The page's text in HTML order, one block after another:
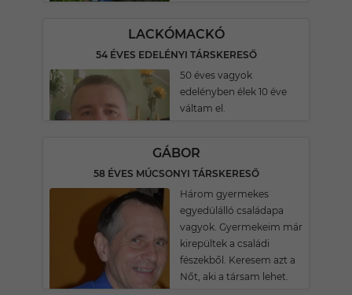
LACKÓMACKÓ
54 ÉVES EDELÉNYI TÁRSKERESŐ
50 éves vagyok
edelényben élek 10 éve
váltam el.
GÁBOR
58 ÉVES MÚCSONYI TÁRSKERESŐ
Három gyermekes
egyedülálló családapa
vagyok. Gyermekeim már
kirepültek a családi
fészekből. Keresem azt a
Nőt, aki a társam lehet.